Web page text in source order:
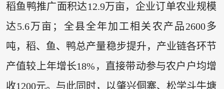
稻鱼鸭推广面积达12.9万亩，企业订单农业规模
达5.6万亩；全县全年加工相关农产品2600多
吨，稻、鱼、鸭总产量稳步提升，产业链各环节
产值较上年增长18%，直接带动参与农户户均增
收1200元。与此同时，以肇兴侗寨、松学斗牛塘